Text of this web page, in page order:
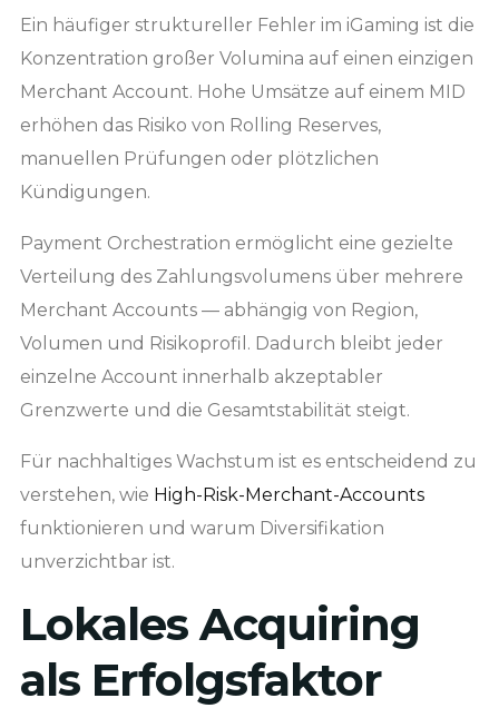
Ein häufiger struktureller Fehler im iGaming ist die
Konzentration großer Volumina auf einen einzigen
Merchant Account. Hohe Umsätze auf einem MID
erhöhen das Risiko von Rolling Reserves,
manuellen Prüfungen oder plötzlichen
Kündigungen.
Payment Orchestration ermöglicht eine gezielte
Verteilung des Zahlungsvolumens über mehrere
Merchant Accounts — abhängig von Region,
Volumen und Risikoprofil. Dadurch bleibt jeder
einzelne Account innerhalb akzeptabler
Grenzwerte und die Gesamtstabilität steigt.
Für nachhaltiges Wachstum ist es entscheidend zu
verstehen, wie High-Risk-Merchant-Accounts
funktionieren und warum Diversifikation
unverzichtbar ist.
Lokales Acquiring
als Erfolgsfaktor